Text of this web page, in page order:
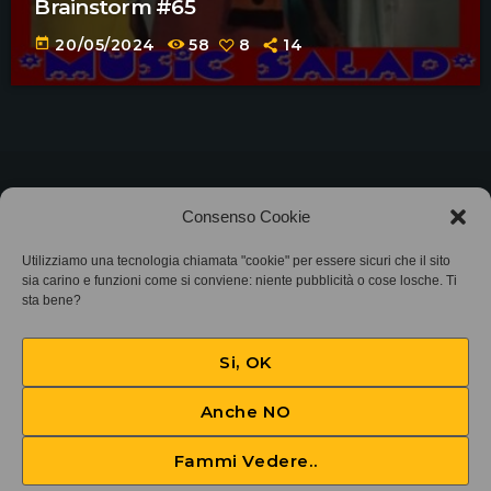
Consenso Cookie
Utilizziamo una tecnologia chiamata "cookie" per essere sicuri che il sito
sia carino e funzioni come si conviene: niente pubblicità o cose losche. Ti
sta bene?
Si, OK
Anche NO
Fammi Vedere..
Brainstorm #65
today 20/05/2024 58 8 14
Associazione Bandito • CF 97882400019 •
Privacy Policy•Cookie Policy (UE) • Protocollo
SIAE 7425